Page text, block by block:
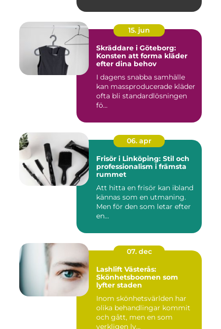
15. jun
Skräddare i Göteborg:
Konsten att forma kläder
efter dina behov
I dagens snabba samhälle
kan massproducerade kläder
ofta bli standardlösningen
fö...
06. apr
Frisör i Linköping: Stil och
professionalism i främsta
rummet
Att hitta en frisör kan ibland
kännas som en utmaning.
Men för den som letar efter
en...
07. dec
Lashlift Västerås:
Skönhetsboomen som
lyfter staden
Inom skönhetsvärlden har
olika behandlingar kommit
och gått, men en som
verkligen ly...